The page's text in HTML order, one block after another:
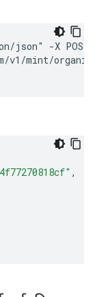
json" -X
mint/
,